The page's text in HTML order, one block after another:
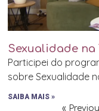
Sexualidade
Participei do
sobre Sexualidade
SAIBA MAIS »
«